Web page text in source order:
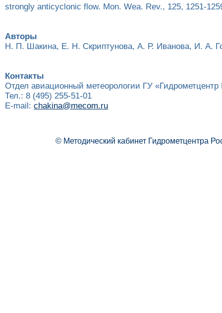
strongly anticyclonic flow. Mon. Wea. Rev., 125, 1251-
Авторы
Н. П. Шакина, Е. Н. Скриптунова, А. Р. Иванова, И. А.
Контакты
Отдел авиационный метеорологии ГУ «Гидрометцентр
Тел.: 8 (495) 255-51-01
E-mail: chakina@mecom.ru
© Методический кабинет Гидрометцентра